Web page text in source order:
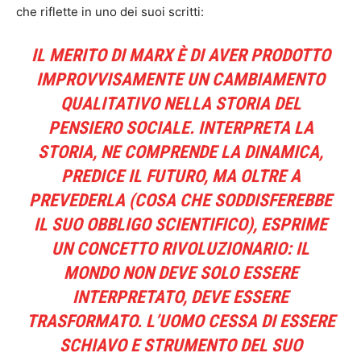
che riflette in uno dei suoi scritti:
IL MERITO DI MARX È DI AVER PRODOTTO
IMPROVVISAMENTE UN CAMBIAMENTO
QUALITATIVO NELLA STORIA DEL
PENSIERO SOCIALE. INTERPRETA LA
STORIA, NE COMPRENDE LA DINAMICA,
PREDICE IL FUTURO, MA OLTRE A
PREVEDERLA (COSA CHE SODDISFEREBBE
IL SUO OBBLIGO SCIENTIFICO), ESPRIME
UN CONCETTO RIVOLUZIONARIO: IL
MONDO NON DEVE SOLO ESSERE
INTERPRETATO, DEVE ESSERE
TRASFORMATO. L’UOMO CESSA DI ESSERE
SCHIAVO E STRUMENTO DEL SUO